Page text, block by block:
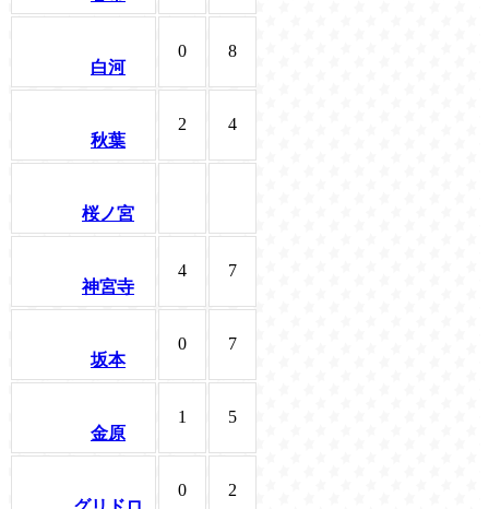
白河
0 8
秋葉
2 4
桜ノ宮
神宮寺
4 7
坂本
0 7
金原
1 5
0 2